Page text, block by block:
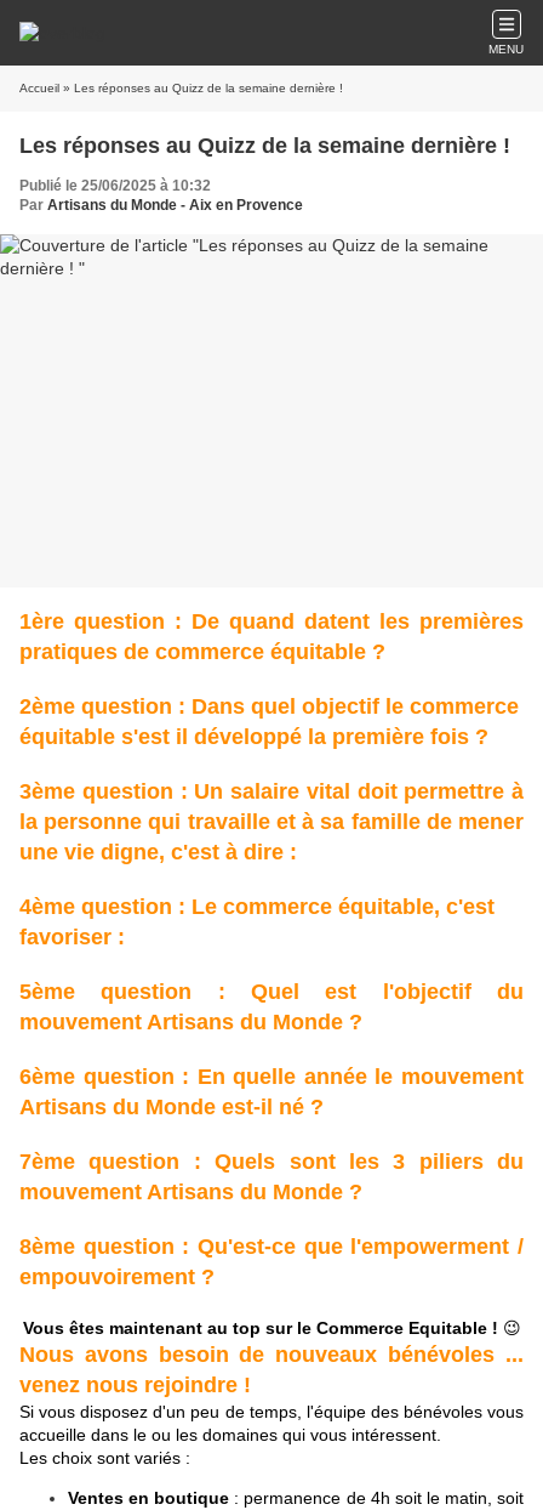
MENU
Accueil » Les réponses au Quizz de la semaine dernière !
Les réponses au Quizz de la semaine dernière !
Publié le 25/06/2025 à 10:32
Par Artisans du Monde - Aix en Provence
1ère question : De quand datent les premières
pratiques de commerce équitable ?
2ème question : Dans quel objectif le commerce
équitable s'est il développé la première fois ?
3ème question : Un salaire vital doit permettre à
la personne qui travaille et à sa famille de mener
une vie digne, c'est à dire :
4ème question : Le commerce équitable, c'est
favoriser :
5ème question : Quel est l'objectif du
mouvement Artisans du Monde ?
6ème question : En quelle année le mouvement
Artisans du Monde est-il né ?
7ème question : Quels sont les 3 piliers du
mouvement Artisans du Monde ?
8ème question : Qu'est-ce que l'empowerment /
empouvoirement ?
Vous êtes maintenant au top sur le Commerce Equitable ! 😉
Nous avons besoin de nouveaux bénévoles ...
venez nous rejoindre !
Si vous disposez d'un peu de temps, l'équipe des bénévoles vous
accueille dans le ou les domaines qui vous intéressent.
Les choix sont variés :
Ventes en boutique : permanence de 4h soit le matin, soit